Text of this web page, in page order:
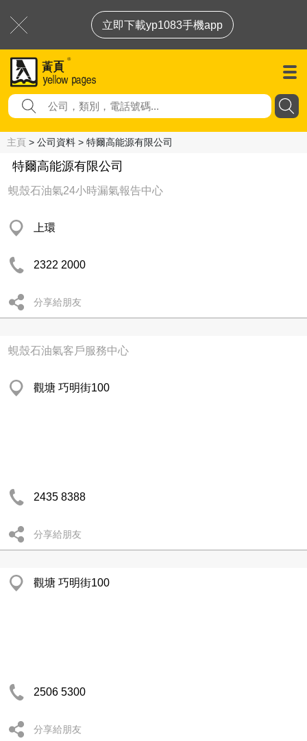
立即下載yp1083手機app
主頁 > 公司資料 > 特爾高能源有限公司
特爾高能源有限公司
蜆殼石油氣24小時漏氣報告中心
上環
2322 2000
分享給朋友
蜆殼石油氣客戶服務中心
觀塘 巧明街100
2435 8388
分享給朋友
觀塘 巧明街100
2506 5300
分享給朋友